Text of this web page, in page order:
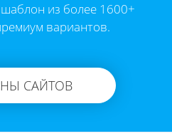
из более 1600+
вариантов.
САЙТОВ